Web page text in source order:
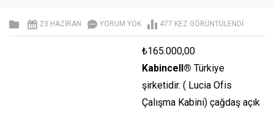
23 HAZIRAN YORUM YOK 477 KEZ GÖRÜNTÜLENDI
₺165.000,00
Kabincell® Türkiye
şirketidir. ( Lucia Ofis
Çalışma Kabini) çağdaş açık